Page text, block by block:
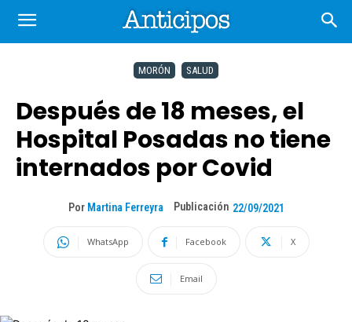
MORÓN SALUD
Después de 18 meses, el
Hospital Posadas no tiene
internados por Covid
Por Martina Ferreyra Publicación 22/09/2021
WhatsApp Facebook X
Email